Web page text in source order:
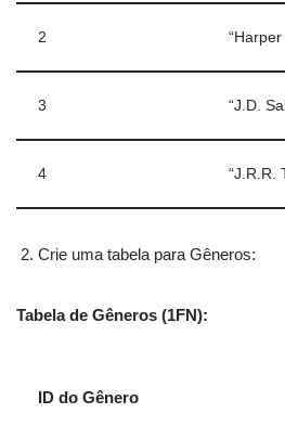
2 “Harper
3 “J.D.
4 “J.R.R.
Crie uma tabela para Gêneros:
Tabela de Gêneros (1FN):
ID do Gênero